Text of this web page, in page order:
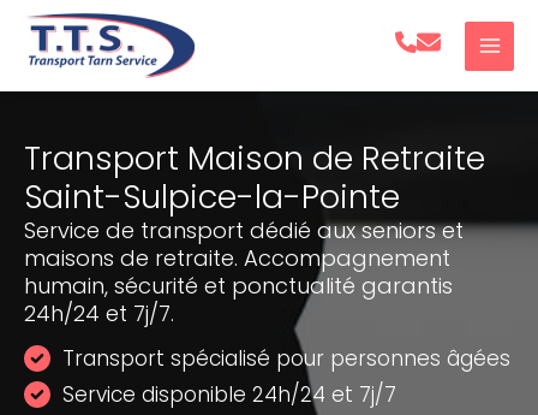
Aller
Transport Maison de Retraite
Saint-Sulpice-la-Pointe
Service de transport dédié aux seniors et
maisons de retraite. Accompagnement
humain, sécurité et ponctualité garantis
24h/24 et 7j/7.
Transport spécialisé pour personnes âgées
Service disponible 24h/24 et 7j/7